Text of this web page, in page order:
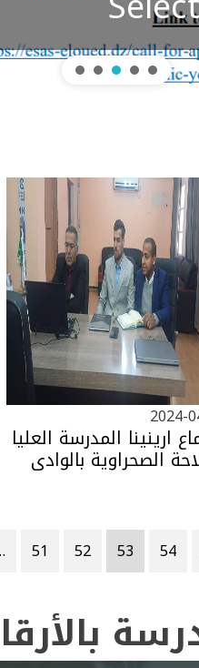
2024-
ارينينا المدرسة العليا
الصحراوية بالوادي
51 52 53 54